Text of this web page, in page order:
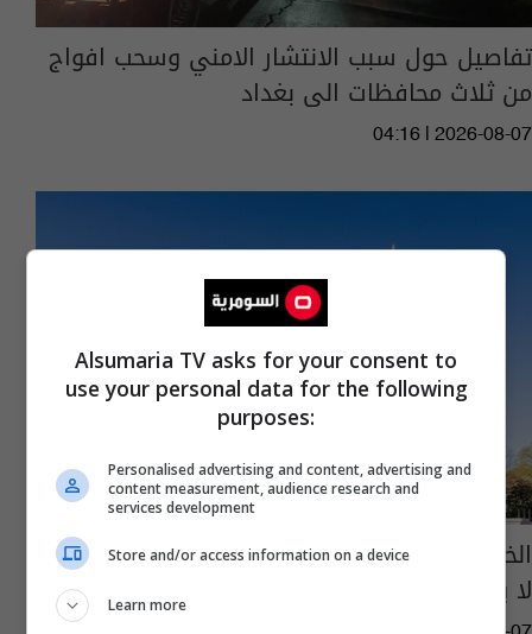
تفاصيل حول سبب الانتشار الامني وسحب افواج
من ثلاث محافظات الى بغداد
04:16 | 2026-08-07
الخزانة بشان رفع العقوبات عن شركتين عراقيتين:
لا يعني حصانة دائمة
Alsumaria TV asks for your consent to
use your personal data for the following
purposes:
Personalised advertising and content, advertising and
content measurement, audience research and
services development
Store and/or access information on a device
Learn more